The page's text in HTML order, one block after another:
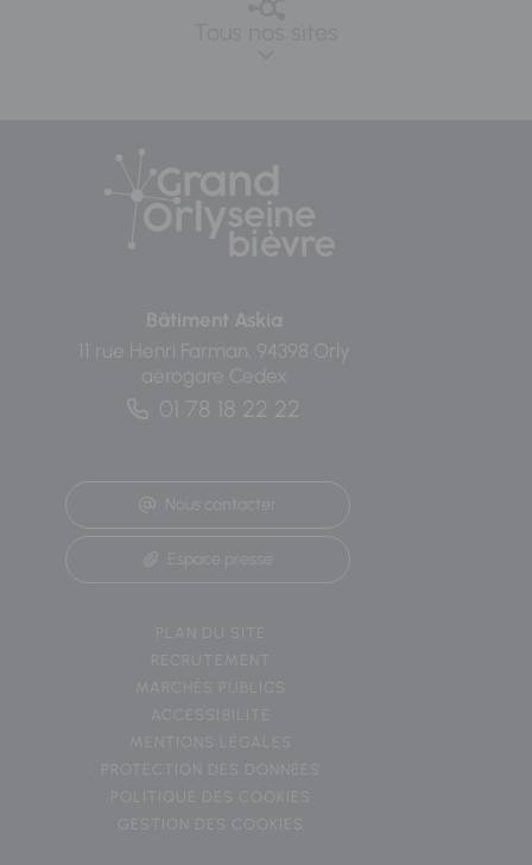
Bâtiment Askia
11 rue Henri Farman, 94398 Orly
aérogare Cedex
01 78 18 22 22
Nous contacter
Espace presse
PLAN DU SITE
RECRUTEMENT
MARCHÉS PUBLICS
ACCESSIBILITÉ
MENTIONS LÉGALES